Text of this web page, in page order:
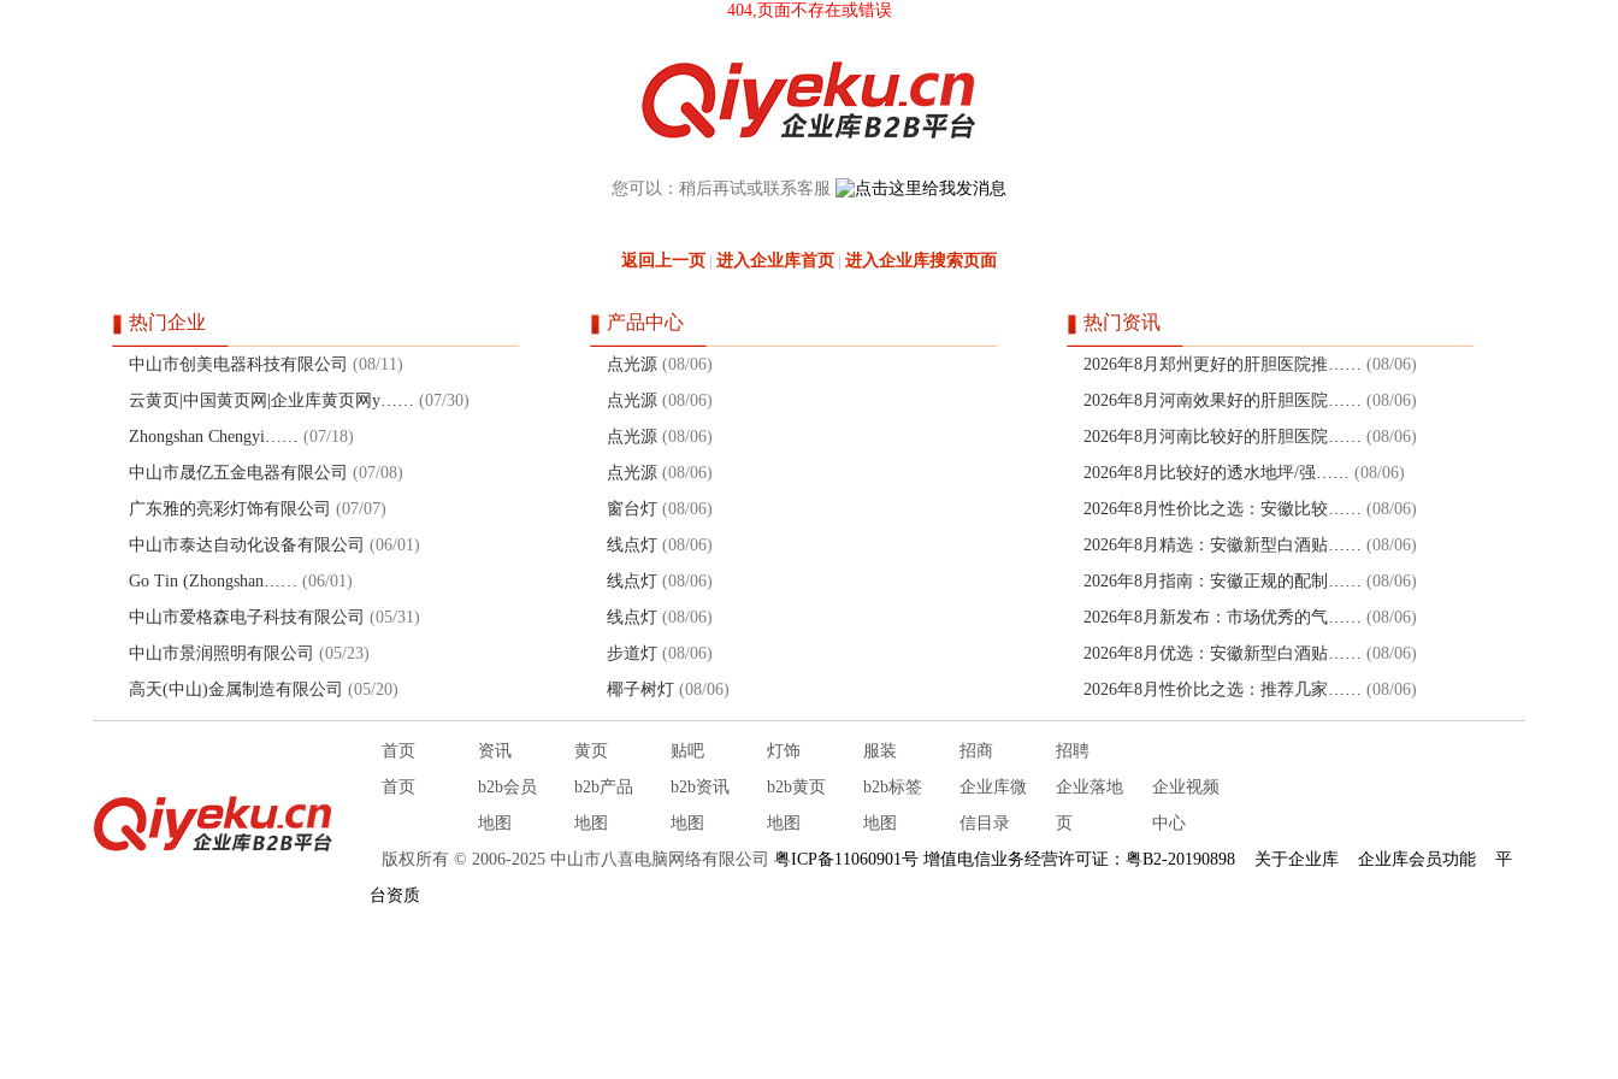
404,页面不存在或错误
您可以：稍后再试或联系客服
返回上一页 进入企业库首页 进入企业库搜索页面
热门企业
中山市创美电器科技有限公司 (08/11)
云黄页|中国黄页网|企业库黄页网y…… (07/30)
Zhongshan Chengyi…… (07/18)
中山市晟亿五金电器有限公司 (07/08)
广东雅的亮彩灯饰有限公司 (07/07)
中山市泰达自动化设备有限公司 (06/01)
Go Tin (Zhongshan…… (06/01)
中山市爱格森电子科技有限公司 (05/31)
中山市景润照明有限公司 (05/23)
高天(中山)金属制造有限公司 (05/20)
产品中心
点光源(08/06)
点光源(08/06)
点光源(08/06)
点光源(08/06)
窗台灯(08/06)
线点灯(08/06)
线点灯(08/06)
线点灯(08/06)
步道灯(08/06)
椰子树灯(08/06)
热门资讯
2026年8月郑州更好的肝胆医院推…… (08/06)
2026年8月河南效果好的肝胆医院…… (08/06)
2026年8月河南比较好的肝胆医院…… (08/06)
2026年8月比较好的透水地坪/强…… (08/06)
2026年8月性价比之选：安徽比较…… (08/06)
2026年8月精选：安徽新型白酒贴…… (08/06)
2026年8月指南：安徽正规的配制…… (08/06)
2026年8月新发布：市场优秀的气…… (08/06)
2026年8月优选：安徽新型白酒贴…… (08/06)
2026年8月性价比之选：推荐几家…… (08/06)
首页 资讯 黄页 贴吧 灯饰 服装 招商
招聘
首页
b2b会员
地图
b2b产品
地图
b2b资讯
地图
b2b黄页
地图
b2b标签
地图
企业库微
信目录
企业落地
页
企业视频
中心
版权所有 © 2006-2025 中山市八喜电脑网络有限公司 粤ICP备11060901号 增值电信业务经营许可证：粤B2-20190898 关于企业库 企业库会员功能
平
台资质